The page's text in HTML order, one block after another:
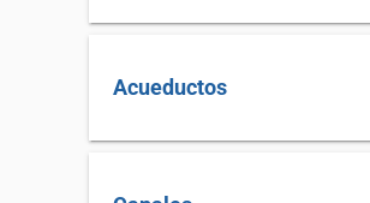
Acueductos